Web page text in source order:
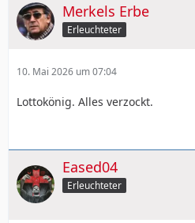
Merkels Erbe
Erleuchteter
10. Mai 2026 um 07:04
Lottokönig. Alles verzockt.
Eased04
Erleuchteter